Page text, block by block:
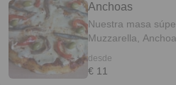
Anchoas
Nuestra masa
Muzzarella,
desde
€ 11